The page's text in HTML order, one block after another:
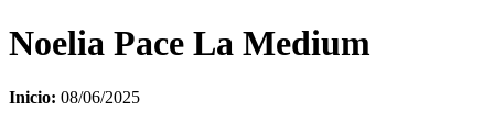
Noelia Pace La Medium
Inicio: 08/06/2025